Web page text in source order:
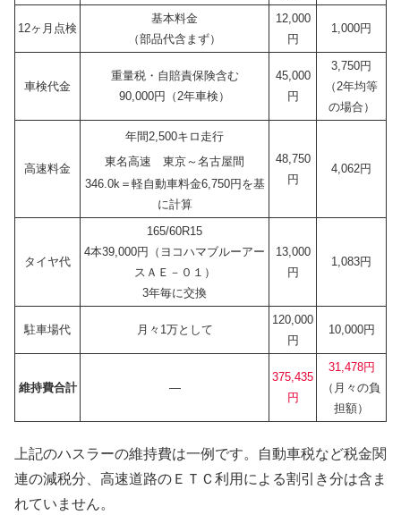
12ヶ月点検
基本料金
（部品代含まず）
12,000
円
1,000円
車検代金
重量税・自賠責保険含む
90,000円（2年車検）
45,000
円
3,750円
（2年均等
の場合）
高速料金
年間2,500キロ走行
東名高速 東京～名古屋間
346.0k＝軽自動車料金6,750円を基
に計算
48,750
円
4,062円
タイヤ代
165/60R15
4本39,000円（ヨコハマブルーアー
スＡＥ－０１）
3年毎に交換
13,000
円
1,083円
駐車場代 月々1万として
120,000
円
10,000円
維持費合計 —
375,435
円
31,478円
（月々の負
担額）
上記のハスラーの維持費は一例です。自動車税など税金関
連の減税分、高速道路のＥＴＣ利用による割引き分は含ま
れていません。